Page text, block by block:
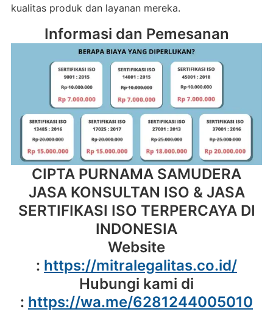
kualitas produk dan layanan mereka.
Informasi dan Pemesanan
CIPTA PURNAMA SAMUDERA
JASA KONSULTAN ISO & JASA
SERTIFIKASI ISO TERPERCAYA DI
INDONESIA
Website
: https://mitralegalitas.co.id/
Hubungi kami di
: https://wa.me/6281244005010